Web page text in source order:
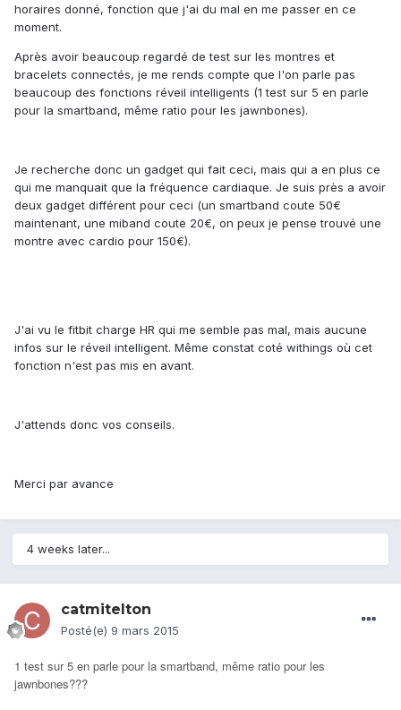
horaires donné, fonction que j'ai du mal en me passer en ce
moment.
Après avoir beaucoup regardé de test sur les montres et
bracelets connectés, je me rends compte que l'on parle pas
beaucoup des fonctions réveil intelligents (1 test sur 5 en parle
pour la smartband, même ratio pour les jawnbones).
Je recherche donc un gadget qui fait ceci, mais qui a en plus ce
qui me manquait que la fréquence cardiaque. Je suis près a avoir
deux gadget différent pour ceci (un smartband coute 50€
maintenant, une miband coute 20€, on peux je pense trouvé une
montre avec cardio pour 150€).
J'ai vu le fitbit charge HR qui me semble pas mal, mais aucune
infos sur le réveil intelligent. Même constat coté withings où cet
fonction n'est pas mis en avant.
J'attends donc vos conseils.
Merci par avance
4 weeks later...
catmitelton
Posté(e) 9 mars 2015
1 test sur 5 en parle pour la smartband, même ratio pour les
jawnbones???